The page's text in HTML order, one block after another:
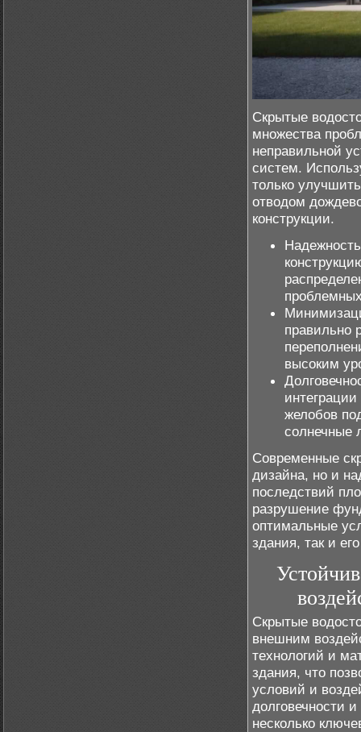
Скрытые
множества
неправильной
систем.
только
отводом
конструкции.
правильно
высоким
желобов
солнечные
Современные
дизайна, но и
последствий
разрушение
оптимальные
здания, так и
Скрытые
внешним
технологий и
здания, что
условий и
долговечности
несколько